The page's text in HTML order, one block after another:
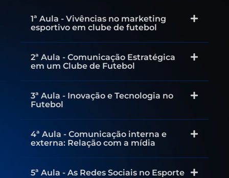
1ª Aula - Vivências no marketing
esportivo em clube de futebol
2ª Aula - Comunicação Estratégica
em um Clube de Futebol
3ª Aula - Inovação e Tecnologia no
Futebol
4ª Aula - Comunicação interna e
externa: Relação com a mídia
5ª Aula - As Redes Sociais no Esporte